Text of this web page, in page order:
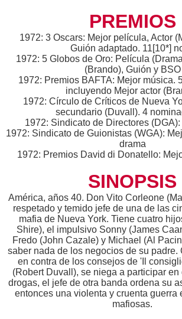
PREMIOS
1972: 3 Oscars: Mejor película, Actor
Guión adaptado. 11[10*]
1972: 5 Globos de Oro: Película
(Brando), Guión y BSO
1972: Premios BAFTA: Mejor música.
incluyendo Mejor actor
1972: Círculo de Críticos de Nueva
secundario (Duvall). 4
1972: Sindicato de Directores
1972: Sindicato de Guionistas (WGA):
drama
1972: Premios David di Donatello:
SINOPSIS
América, años 40. Don Vito Corleone
respetado y temido jefe de una de las
mafia de Nueva York. Tiene cuatro
Shire), el impulsivo Sonny (James
Fredo (John Cazale) y Michael (Al
saber nada de los negocios de su padre.
en contra de los consejos de 'Il
(Robert Duvall), se niega a participar
drogas, el jefe de otra banda ordena su
entonces una violenta y cruenta guerra
mafiosas.